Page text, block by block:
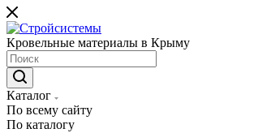
Кровельные материалы в Крыму
Каталог
По всему сайту
По каталогу